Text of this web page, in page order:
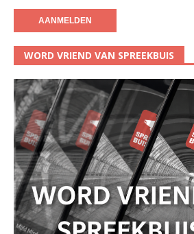
WORD VRIEND VAN SPREEKBUIS